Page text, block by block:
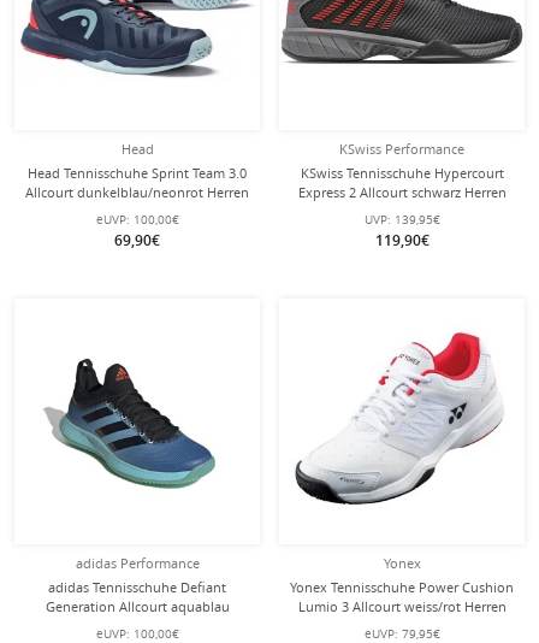
Head
Head Tennisschuhe Sprint Team 3.0
Allcourt dunkelblau/neonrot Herren
eUVP: 100,00€
69,90€
KSwiss Performance
KSwiss Tennisschuhe Hypercourt
Express 2 Allcourt schwarz Herren
UVP: 139,95€
119,90€
adidas Performance
adidas Tennisschuhe Defiant
Generation Allcourt aquablau
Herren
eUVP: 100,00€
Yonex
Yonex Tennisschuhe Power Cushion
Lumio 3 Allcourt weiss/rot Herren
eUVP: 79,95€